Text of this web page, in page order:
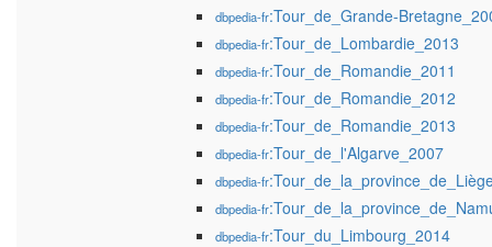
dbpedia-fr:Tour_de_Grande-
dbpedia-fr:Tour_de_Lombardie_2013
dbpedia-fr:Tour_de_Romandie_2011
dbpedia-fr:Tour_de_Romandie_2012
dbpedia-fr:Tour_de_Romandie_2013
dbpedia-fr:Tour_de_l'Algarve_2007
dbpedia-fr
dbpedia-fr
dbpedia-fr:Tour_du_Limbourg_2014